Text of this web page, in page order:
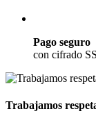
Pago seguro
con cifrado
Trabajamos